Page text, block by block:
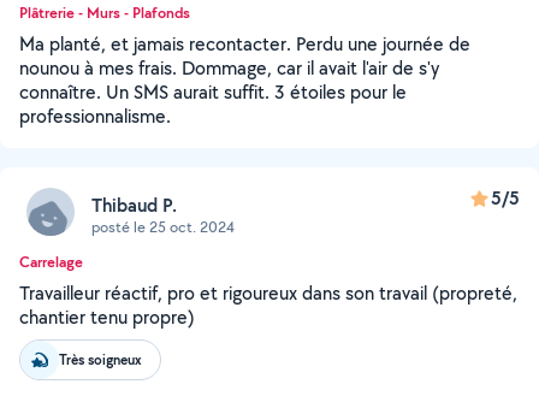
Plâtrerie - Murs - Plafonds
Ma planté, et jamais recontacter. Perdu une journée de
nounou à mes frais. Dommage, car il avait l'air de s'y
connaître. Un SMS aurait suffit. 3 étoiles pour le
professionnalisme.
Thibaud P.
posté le 25 oct. 2024
5/5
Carrelage
Travailleur réactif, pro et rigoureux dans son travail (propreté,
chantier tenu propre)
Très soigneux